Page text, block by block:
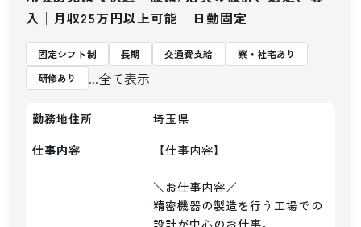
入│月収25万円以上可能│日勤固定
固定シフト制 長期 交通費支給
寮・社宅あり
研修あり
...全て表示
勤務地住所
埼玉県
仕事内容
【仕事内容】
＼お仕事内容／
精密機器の製造を行う工場での
設計が中心のお仕事。